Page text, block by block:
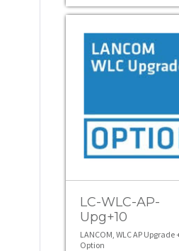
LC-WLC-AP-
Upg+10
LANCOM, WLC AP Upgrade
Option